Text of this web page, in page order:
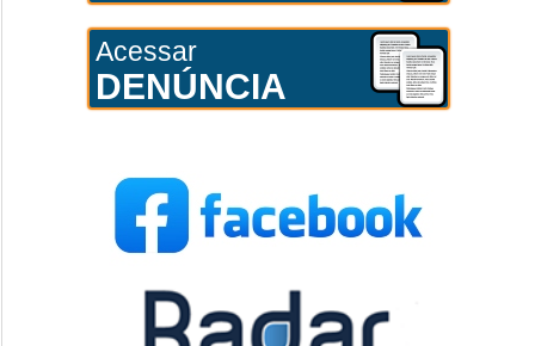
Acessar
DENÚNCIA